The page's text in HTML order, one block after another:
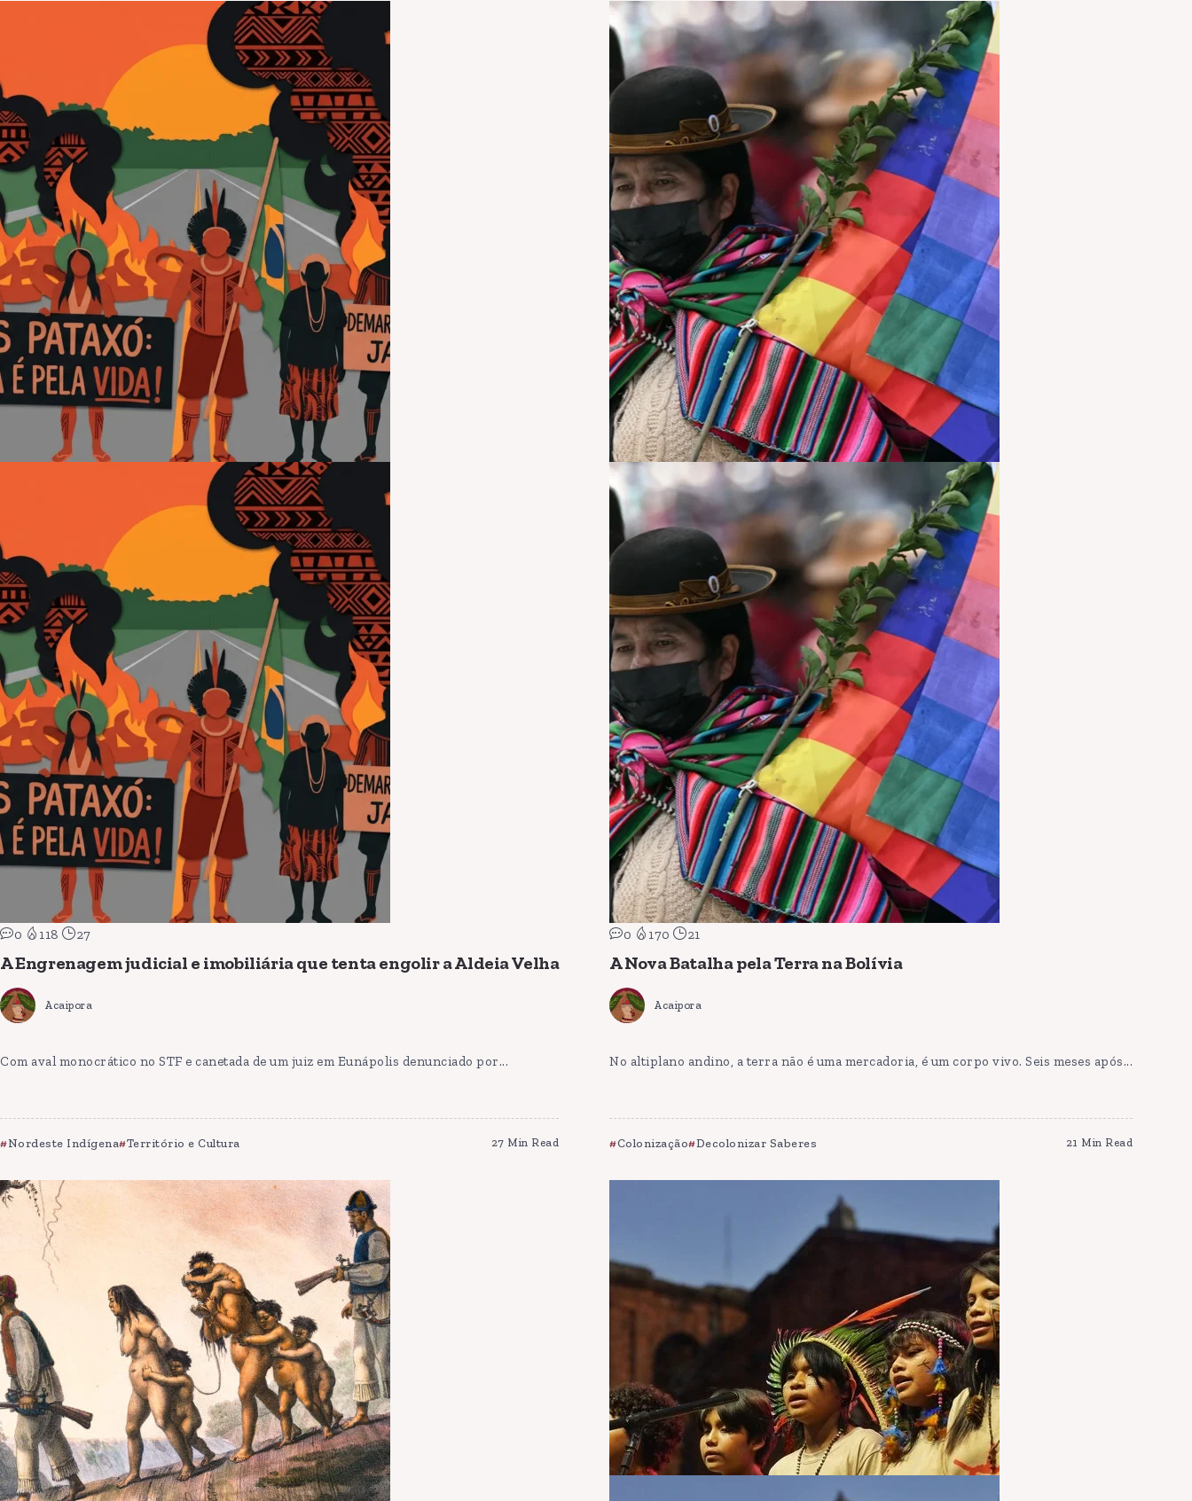
0 118 27
A Engrenagem judicial e imobiliária que tenta engolir a Aldeia Velha
Acaipora
Com aval monocrático no STF e canetada de um juiz em Eunápolis denunciado por...
Nordeste Indígena Território e Cultura 27 Min Read
0 170 21
A Nova Batalha pela Terra na Bolívia
Acaipora
No altiplano andino, a terra não é uma mercadoria, é um corpo vivo. Seis meses após...
Colonização Decolonizar Saberes 21 Min Read